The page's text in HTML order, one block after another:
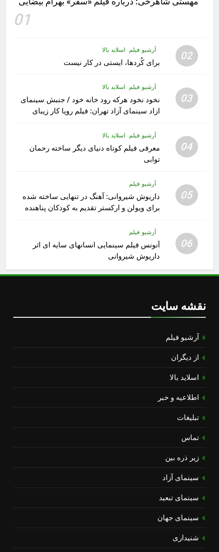
01
02 آرشیو فیلم اسلاید بالا
برای کُردها، ایستی در کار نیست
03
آرشیو فیلم اسلاید بالا
نخود نخود هرکه رود خانه خود / جنبش سینمای
ازاد سینمای آزاد تهران: فیلم رویا کار زیبای
04
آرشیو فیلم اسلاید بالا
معرفی فیلم کوتاه دنیای دیگر ساخته رحمان
توابی
05
آرشیو فیلم
داریوش شیروانی: آهنگ در تنهایی ساخته شده
برای ویولن و ارکستر تقدیم به کودکان پناهنده
06
آرشیو فیلم
آنونس فیلم سینمایی انسانهای سایه ای اثر
داریوش شیروانی
نقشه سایت
آرشیو فیلم
از دیگران
اسلاید بالا
اطلاعیه و خبر
تبلیغات
تماس
زیر ذره بین
سینمای آزاد
سینمای تبعید
سینمای جهان
شنیداری